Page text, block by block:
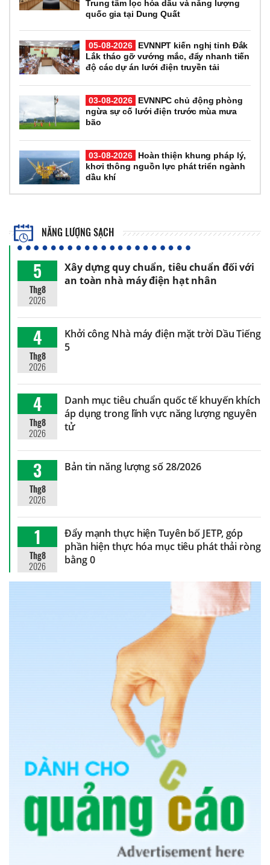
Trung tâm lọc hóa dầu và năng lượng
quốc gia tại Dung Quất
05-08-2026
EVNNPT kiến nghị tỉnh Đắk
Lắk tháo gỡ vướng mắc, đẩy nhanh tiến
độ các dự án lưới điện truyền tải
03-08-2026
EVNNPC chủ động phòng
ngừa sự cố lưới điện trước mùa mưa
bão
03-08-2026
Hoàn thiện khung pháp lý,
khơi thông nguồn lực phát triển ngành
dầu khí
NĂNG LƯỢNG SẠCH
5
Thg8
2026
Xây dựng quy chuẩn, tiêu chuẩn đối với
an toàn nhà máy điện hạt nhân
4
Thg8
2026
Khởi công Nhà máy điện mặt trời Dầu Tiếng
5
4
Thg8
2026
Danh mục tiêu chuẩn quốc tế khuyến khích
áp dụng trong lĩnh vực năng lượng nguyên
tử
3
Thg8
2026
Bản tin năng lượng số 28/2026
1
Thg8
2026
Đẩy mạnh thực hiện Tuyên bố JETP, góp
phần hiện thực hóa mục tiêu phát thải ròng
bằng 0